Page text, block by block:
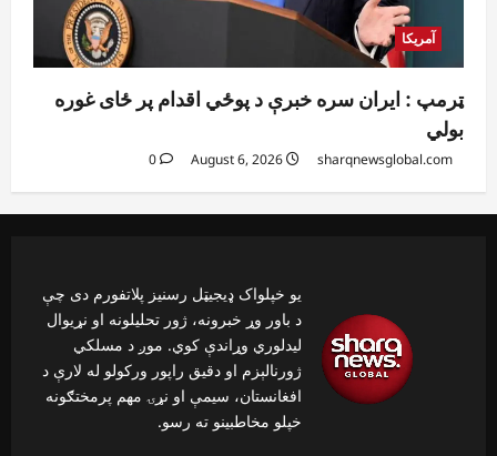
آمریکا
ټرمپ : ایران سره خبرې د پوځي اقدام پر ځای غوره
بولي
sharqnewsglobal.com
0
یو خپلواک ډیجیټل رسنیز پلاتفورم دی چې
د باور وړ خبرونه، ژور تحلیلونه او نړیوال
لیدلوري وړاندې کوي. موږ د مسلکي
ژورنالېزم او دقیق راپور ورکولو له لارې د
افغانستان، سیمې او نړۍ مهم پرمختګونه
خپلو مخاطبینو ته رسو.